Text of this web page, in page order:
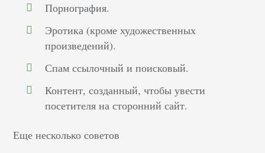
Порнография.
Эротика (кроме художественных
произведений).
Спам ссылочный и поисковый.
Контент, созданный, чтобы увести
посетителя на сторонний сайт.
Еще несколько советов